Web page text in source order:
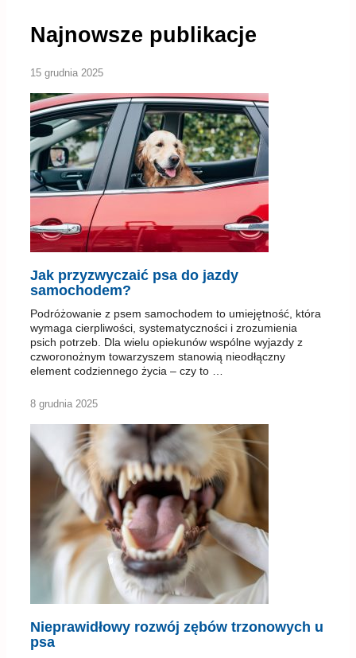
Najnowsze publikacje
15 grudnia 2025
Jak przyzwyczaić psa do jazdy
samochodem?
Podróżowanie z psem samochodem to umiejętność, która
wymaga cierpliwości, systematyczności i zrozumienia
psich potrzeb. Dla wielu opiekunów wspólne wyjazdy z
czworonożnym towarzyszem stanowią nieodłączny
element codziennego życia – czy to …
8 grudnia 2025
Nieprawidłowy rozwój zębów trzonowych u
psa